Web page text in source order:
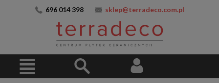
696 014 398 sklep@terradeco.com.pl